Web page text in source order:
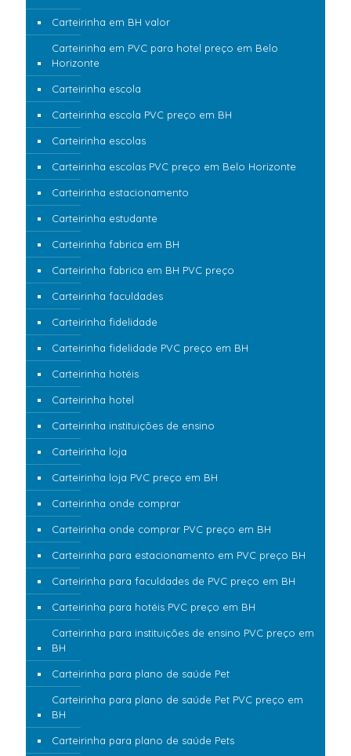
Carteirinha em BH valor
Carteirinha em PVC para hotel preço em Belo
Horizonte
Carteirinha escola
Carteirinha escola PVC preço em BH
Carteirinha escolas
Carteirinha escolas PVC preço em Belo Horizonte
Carteirinha estacionamento
Carteirinha estudante
Carteirinha fabrica em BH
Carteirinha fabrica em BH PVC preço
Carteirinha faculdades
Carteirinha fidelidade
Carteirinha fidelidade PVC preço em BH
Carteirinha hotéis
Carteirinha hotel
Carteirinha instituições de ensino
Carteirinha loja
Carteirinha loja PVC preço em BH
Carteirinha onde comprar
Carteirinha onde comprar PVC preço em BH
Carteirinha para estacionamento em PVC preço BH
Carteirinha para faculdades de PVC preço em BH
Carteirinha para hotéis PVC preço em BH
Carteirinha para instituições de ensino PVC preço em
BH
Carteirinha para plano de saúde Pet
Carteirinha para plano de saúde Pet PVC preço em
BH
Carteirinha para plano de saúde Pets